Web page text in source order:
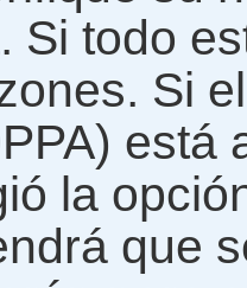
Si todo
Si
está
la
que